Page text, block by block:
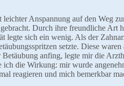
Anspannung auf den Weg
Durch ihre freundliche Art
legte sich ein wenig. Als der
setzte. Diese
anfing, legte mir die
die Wirkung: mir wurde
reagieren und mich bemerkbar